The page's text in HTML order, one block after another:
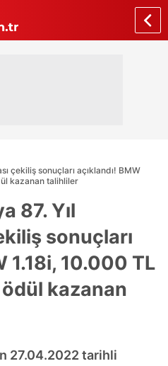
çekiliş sonuçları açıklandı! BMW
kazanan talihliler
87. Yıl
sonuçları
1.18i, 10.000 TL
kazanan
27.04.2022 tarihli